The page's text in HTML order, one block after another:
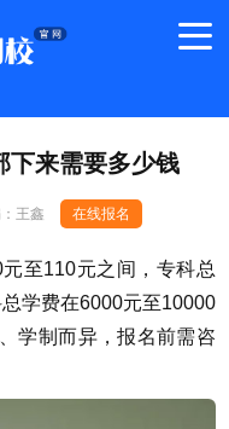
下来需要多少钱
王鑫 在线报名
至110元之间，专科总
学费在6000元至10000
学制而异，报名前需咨